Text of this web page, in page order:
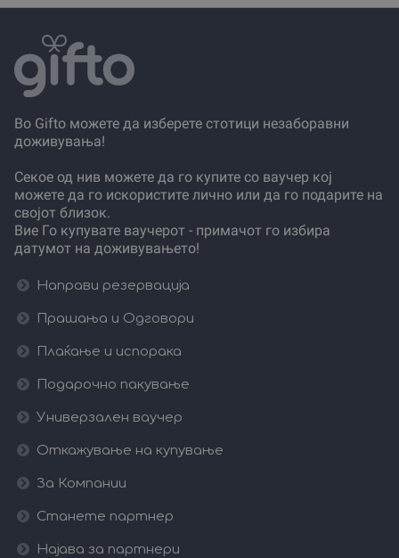
Во Gifto можете да изберете стотици незаборавни
доживувања!
Секое од нив можете да го купите со ваучер кој
можете да го искористите лично или да го подарите на
својот близок.
Вие Го купувате ваучерот - примачот го избира
датумот на доживувањето!
Направи резервација
Прашања и Одговори
Плаќање и испорака
Подарочно пакување
Универзален ваучер
Откажување на купување
За Компании
Станете партнер
Најава за партнери